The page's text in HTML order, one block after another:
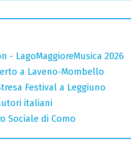
- LagoMaggioreMusica 2026
a Laveno-Mombello
Festival a Leggiuno
italiani
Sociale di Como